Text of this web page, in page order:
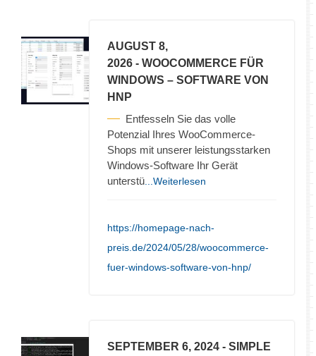
AUGUST 8,
2026 - WOOCOMMERCE FÜR
WINDOWS – SOFTWARE VON
HNP
Entfesseln Sie das volle
Potenzial Ihres WooCommerce-
Shops mit unserer leistungsstarken
Windows-Software Ihr Gerät
unterstü ...Weiterlesen
https://homepage-nach-
preis.de/2024/05/28/woocommerce-
fuer-windows-software-von-hnp/
SEPTEMBER 6, 2024 - SIMPLE